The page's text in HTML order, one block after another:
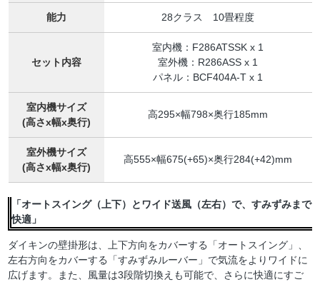
能力 28クラス 10畳程度
セット内容
室内機：F286ATSSK x 1
室外機：R286ASS x 1
パネル：BCF404A-T x 1
室内機サイズ
(高さx幅x奥行)
高295×幅798×奥行185mm
室外機サイズ
(高さx幅x奥行)
高555×幅675(+65)×奥行284(+42)mm
「オートスイング（上下）とワイド送風（左右）で、すみずみまで
快適」
ダイキンの壁掛形は、上下方向をカバーする「オートスイング」、
左右方向をカバーする「すみずみルーバー」で気流をよりワイドに
広げます。また、風量は3段階切換えも可能で、さらに快適にすご